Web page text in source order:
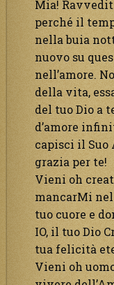
Mia!
perché il
nella buia
nuovo su
nell’amore.
della vita,
del tuo Dio a
d’amore
capisci il Suo
grazia per te!
Vieni oh
mancarMi
tuo cuore e
IO, il tuo Dio
tua felicità
Vieni oh